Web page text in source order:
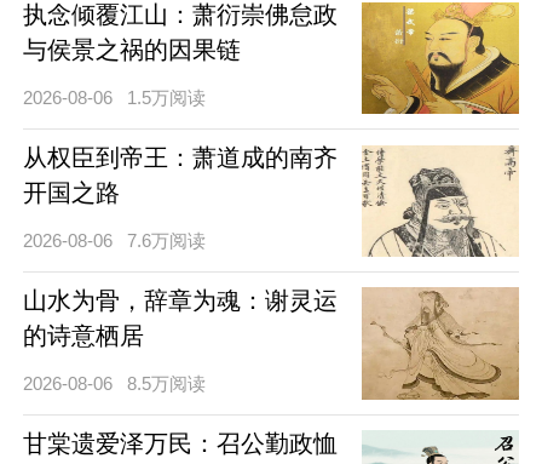
执念倾覆江山：萧衍崇佛怠政
与侯景之祸的因果链
2026-08-06 1.5万阅读
从权臣到帝王：萧道成的南齐
开国之路
2026-08-06 7.6万阅读
山水为骨，辞章为魂：谢灵运
的诗意栖居
2026-08-06 8.5万阅读
甘棠遗爱泽万民：召公勤政恤